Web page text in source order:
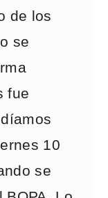
de los
se
fue
10
se